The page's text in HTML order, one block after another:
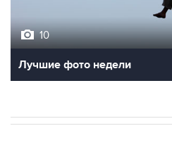
10
Лучшие фото недели